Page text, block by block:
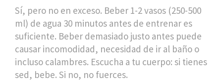
Sí, pero no en exceso. Beber 1-2 vasos (250-500
ml) de agua 30 minutos antes de entrenar es
suficiente. Beber demasiado justo antes puede
causar incomodidad, necesidad de ir al baño o
incluso calambres. Escucha a tu cuerpo: si tienes
sed, bebe. Si no, no fuerces.